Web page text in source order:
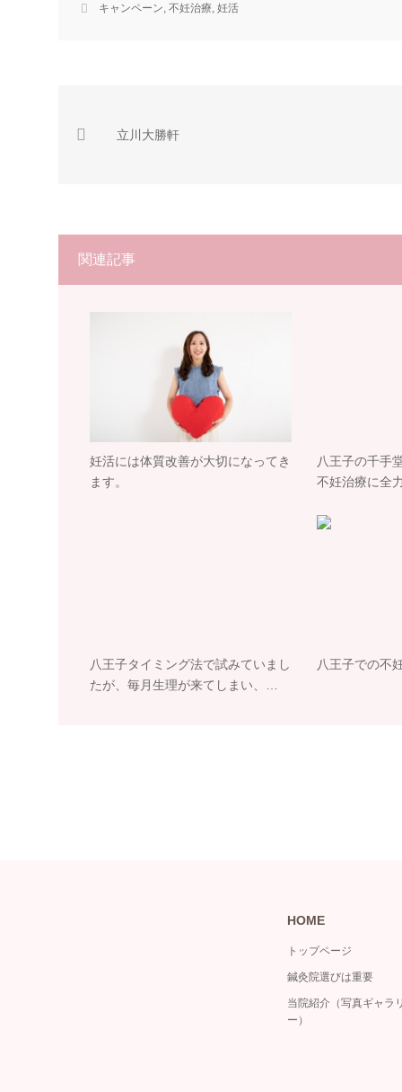
キャンペーン 不妊治療 妊活
立川大勝軒
関連記事
妊活には体質改善が大切になってき
ます。
八王子の千手
不妊治療に全
八王子タイミング法で試みていまし
たが、毎月生理が来てしまい、…
八王子での不
HOME
トップページ
鍼灸院選びは重要
当院紹介（写真ギャラ
ー）